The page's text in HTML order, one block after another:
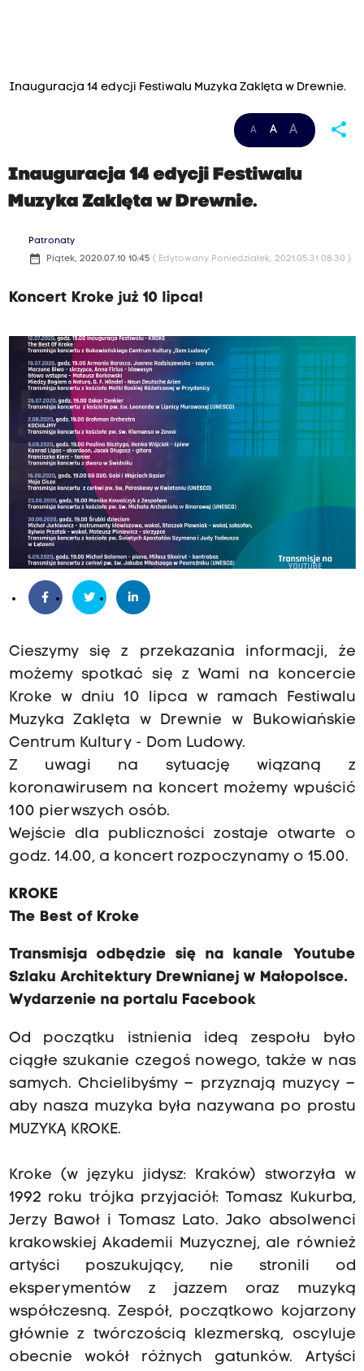
Inauguracja 14 edycji Festiwalu Muzyka Zaklęta w Drewnie.
A A A share
Inauguracja 14 edycji Festiwalu
Muzyka Zaklęta w Drewnie.
Patronaty
date_range Piątek, 2020.07.10 10:45 ( Edytowany Poniedziałek, 2021.05.31 08:30 )
Koncert Kroke już 10 lipca!
Cieszymy się z przekazania informacji, że
możemy spotkać się z Wami na koncercie
Kroke w dniu 10 lipca w ramach Festiwalu
Muzyka Zaklęta w Drewnie w Bukowiańskie
Centrum Kultury - Dom Ludowy.
Z uwagi na sytuację wiązaną z
koronawirusem na koncert możemy wpuścić
100 pierwszych osób.
Wejście dla publiczności zostaje otwarte o
godz. 14.00, a koncert rozpoczynamy o 15.00.
KROKE
The Best of Kroke
Transmisja odbędzie się nakanale Youtube
Szlaku Architektury Drewnianej w Małopolsce.
Wydarzenie na portalu Facebook
Od początku istnienia ideą zespołu było
ciągłe szukanie czegoś nowego, także w nas
samych. Chcielibyśmy – przyznają muzycy –
aby nasza muzyka była nazywana po prostu
MUZYKĄ KROKE.
Kroke (w języku jidysz: Kraków) stworzyła w
1992 roku trójka przyjaciół: Tomasz Kukurba,
Jerzy Bawoł i Tomasz Lato. Jako absolwenci
krakowskiej Akademii Muzycznej, ale również
artyści poszukujący, nie stronili od
eksperymentów z jazzem oraz muzyką
współczesną. Zespół, początkowo kojarzony
głównie z twórczością klezmerską, oscyluje
obecnie wokół różnych gatunków. Artyści